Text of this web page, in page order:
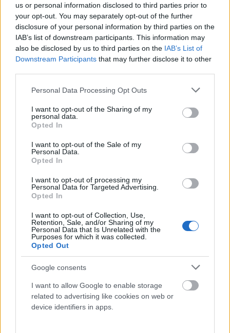
us or personal information disclosed to third parties prior to
your opt-out. You may separately opt-out of the further
disclosure of your personal information by third parties on the
IAB’s list of downstream participants. This information may
also be disclosed by us to third parties on the IAB’s List of
Downstream Participants that may further disclose it to other
Please note that this website/app uses one or more Google
not limited to your visit or usage behaviour. You may click to
grant or deny consent to Google and its third-party tags to
use your data for below specified purposes in below Google
consent section.
Personal Data Processing Opt Outs
I want to opt-out of the Sharing of my
personal data.
Opted In
I want to opt-out of the Sale of my
Personal Data.
Opted In
I want to opt-out of processing my
Personal Data for Targeted Advertising.
Opted In
I want to opt-out of Collection, Use,
Retention, Sale, and/or Sharing of my
Personal Data that Is Unrelated with the
Purposes for which it was collected.
Opted Out
Google consents
I want to allow Google to enable storage
related to advertising like cookies on web or
device identifiers in apps.
A válás mindig veszteség. Nemcsak a házasság szűnik meg, hanem egy
életforma, egy jövőkép, egy közös identitás is. Ezért lényeges, hogyne
relativizáljuk a válástés ne is démonizáljuk: egyik véglet sem segít.
Miért fontos ezzel a témával foglalkozni?
A válás nem csupán statisztika vagy társadalmi jelenség, hanem mélyen
befolyásolja az érintettek életét, különösen a gyermekekét. A válás körüli
azoknak, akik a folyamatban vannak, vagy annak következményeivel
küzdenek.
A válásról való nyílt párbeszéd azért fontos, mert segít megtörni a
szégyent és a magányt, ami sokakat még ma is körülvesz ebben a
helyzetben. Ugyanakkor rávilágít arra is, hogy a válás nem önmagában
megoldás, hanemegy döntés, amit felelősséggel kell kísérni
Aki válik, annak nemcsak új életet kell építenie, hanem új önképet, új
szülői együttműködést, új határokat is.
A magas válási arány nem a párkapcsolat intézményének végét jelzi,
hanem egyfelhívásarra, hogy komolyabban vegyük a párkapcsolati
készségek fejlesztését, az érzelmi intelligenciát és a prevenciót. A válás a
legtöbb esetben a megoldatlan konfliktusok elkerülésének végső,